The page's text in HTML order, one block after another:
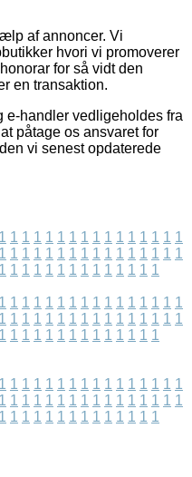
af annoncer. Vi
hvori vi promoverer
for så vidt den
en transaktion.
e-handler vedligeholdes fra
påtage os ansvaret for
vi senest opdaterede
1 1 1 1 1 1 1 1 1 1 1 1 1 1 1 1
1 1 1 1 1 1 1 1 1 1 1 1 1 1 1 1
1 1 1 1 1 1 1 1 1 1 1 1 1 1
1 1 1 1 1 1 1 1 1 1 1 1 1 1 1 1
1 1 1 1 1 1 1 1 1 1 1 1 1 1 1 1
1 1 1 1 1 1 1 1 1 1 1 1 1 1
1 1 1 1 1 1 1 1 1 1 1 1 1 1 1 1
1 1 1 1 1 1 1 1 1 1 1 1 1 1 1 1
1 1 1 1 1 1 1 1 1 1 1 1 1 1